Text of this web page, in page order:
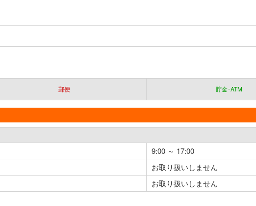
郵便 貯金･ATM
9:00 ～ 17:00
お取り扱いしません
お取り扱いしません